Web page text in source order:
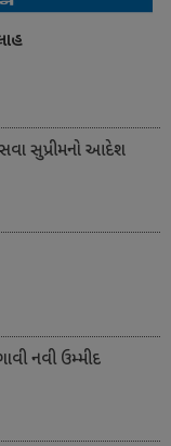
સુપ્રીમનો આદેશ
નવી ઉમ્મીદ